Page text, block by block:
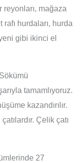
reyonları, mağaza
rafı hurdaları, hurda
gibi ikinci el
tamamlıyoruz.
kazandırılır.
Çelik çatı
27